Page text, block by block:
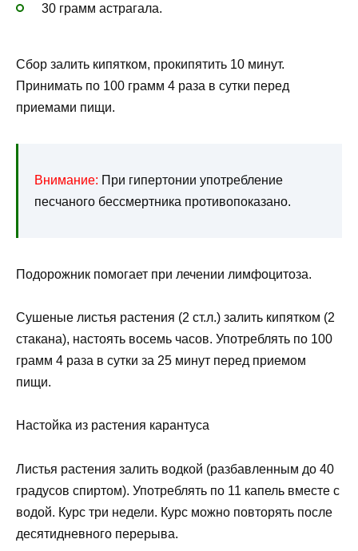
30 грамм астрагала.
Сбор залить кипятком, прокипятить 10 минут.
Принимать по 100 грамм 4 раза в сутки перед
приемами пищи.
Внимание: При гипертонии употребление
песчаного бессмертника противопоказано.
Подорожник помогает при лечении лимфоцитоза.
Сушеные листья растения (2 ст.л.) залить кипятком (2
стакана), настоять восемь часов. Употреблять по 100
грамм 4 раза в сутки за 25 минут перед приемом
пищи.
Настойка из растения карантуса
Листья растения залить водкой (разбавленным до 40
градусов спиртом). Употреблять по 11 капель вместе с
водой. Курс три недели. Курс можно повторять после
десятидневного перерыва.